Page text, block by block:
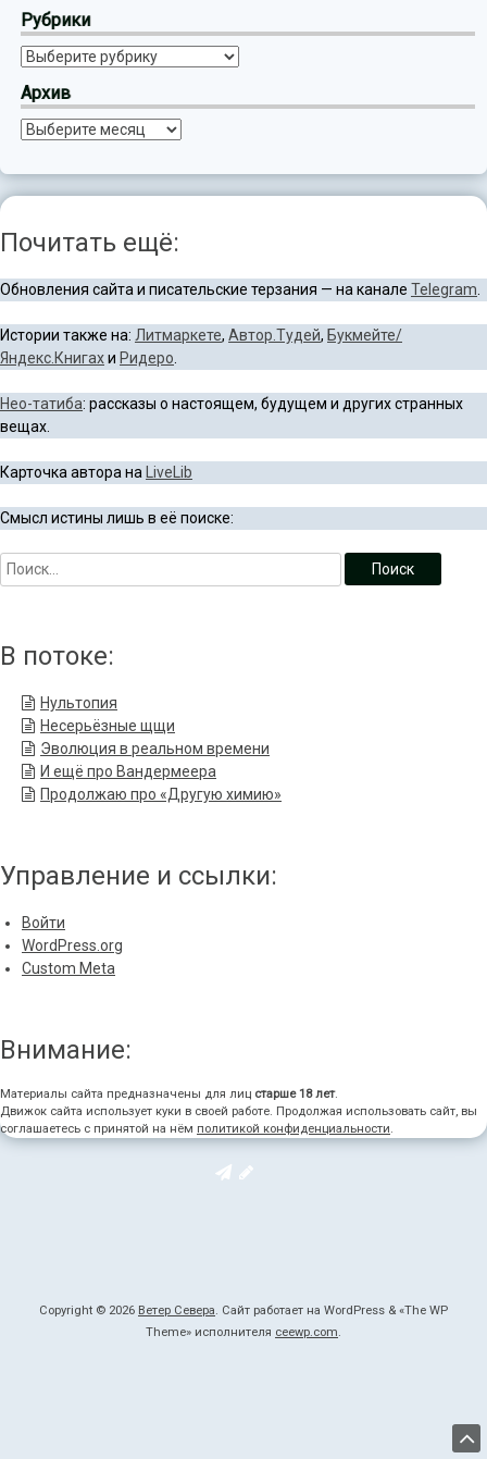
Рубрики
Рубрики
Архив
Архив
Почитать ещё:
Обновления сайта и писательские терзания — на канале Telegram
Истории также на: Литмаркете, Автор.Тудей, Букмейте/
Яндекс.Книгахи Ридеро
Нео-татиба: рассказы о настоящем, будущем и других странных
вещах.
Карточка автора на LiveLib
Смысл истины лишь в её поиске:
В потоке:
Нультопия
Несерьёзные щщи
Эволюция в реальном времени
И ещё про Вандермеера
Продолжаю про «Другую химию»
Управление и ссылки:
Войти
WordPress.org
Custom Meta
Внимание:
Материалы сайта предназначены для лиц старше 18 лет.
Движок сайта использует куки в своей работе. Продолжая использовать сайт, вы
соглашаетесь с принятой на нём политикой конфиденциальности.
Copyright © 2026 Ветер Севера. Сайт работает на WordPress & «The WP
Theme» исполнителя ceewp.com.